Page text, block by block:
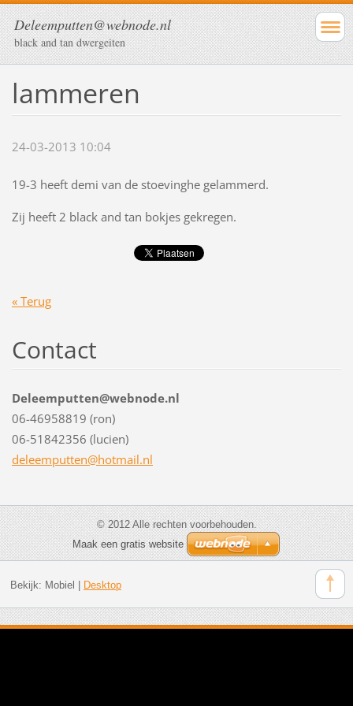
Deleemputten@webnode.nl
black and tan dwergeiten
lammeren
24-03-2013 10:04
19-3 heeft demi van de stoevinghe gelammerd.
Zij heeft 2 black and tan bokjes gekregen.
« Terug
Contact
Deleemputten@webnode.nl
06-46958819 (ron)
06-51842356 (lucien)
deleemputten@hotmail.nl
© 2012 Alle rechten voorbehouden.
Maak een gratis website
Bekijk: Mobiel Desktop